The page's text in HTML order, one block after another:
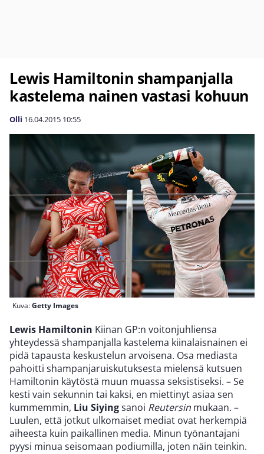
Lewis Hamiltonin shampanjalla
kastelema nainen vastasi kohuun
Olli 16.04.2015 10:55
Kuva:Getty Images
Lewis Hamiltonin Kiinan GP:n voitonjuhliensa
yhteydessä shampanjalla kastelema kiinalaisnainen ei
pidä tapausta keskustelun arvoisena. Osa mediasta
pahoitti shampanjaruiskutuksesta mielensä kutsuen
Hamiltonin käytöstä muun muassa seksistiseksi. – Se
kesti vain sekunnin tai kaksi, en miettinyt asiaa sen
kummemmin, Liu Siyingsanoi Reutersin mukaan. –
Luulen, että jotkut ulkomaiset mediat ovat herkempiä
aiheesta kuin paikallinen media. Minun työnantajani
pyysi minua seisomaan podiumilla, joten näin teinkin.